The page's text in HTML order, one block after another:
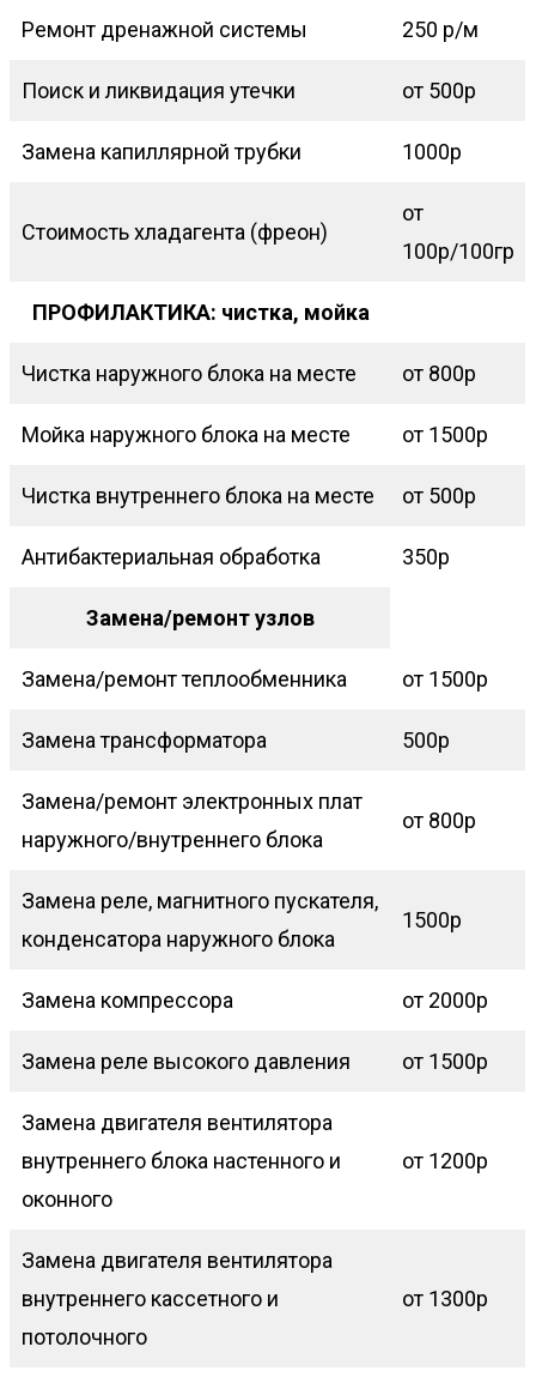
Ремонт дренажной системы 250 р/м
Поиск и ликвидация утечки от 500р
Замена капиллярной трубки 1000р
Стоимость хладагента (фреон)
от
100р/100гр
ПРОФИЛАКТИКА: чистка, мойка
Чистка наружного блока на месте от 800р
Мойка наружного блока на месте от 1500р
Чистка внутреннего блока на месте от 500р
Антибактериальная обработка 350р
Замена/ремонт узлов
Замена/ремонт теплообменника от 1500р
Замена трансформатора 500р
Замена/ремонт электронных плат
наружного/внутреннего блока
от 800р
Замена реле, магнитного пускателя,
конденсатора наружного блока
1500р
Замена компрессора от 2000р
Замена реле высокого давления от 1500р
Замена двигателя вентилятора
внутреннего блока настенного и
оконного
от 1200р
Замена двигателя вентилятора
внутреннего кассетного и
потолочного
от 1300р